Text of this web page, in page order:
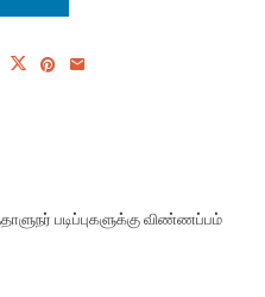
படிப்புகளுக்கு விண்ணப்பம்